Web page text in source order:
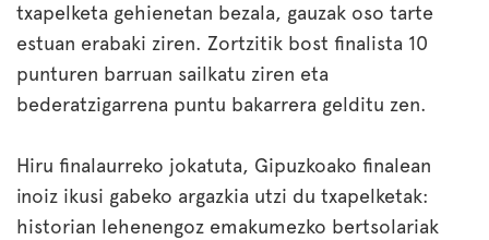
txapelketa gehienetan bezala, gauzak oso tarte
estuan erabaki ziren. Zortzitik bost finalista 10
punturen barruan sailkatu ziren eta
bederatzigarrena puntu bakarrera gelditu zen.
Hiru finalaurreko jokatuta, Gipuzkoako finalean
inoiz ikusi gabeko argazkia utzi du txapelketak:
historian lehenengoz emakumezko bertsolariak